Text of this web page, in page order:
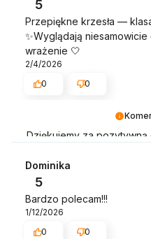
Dziękujemy za
zakupionego towaru wraz
prezentuje :)
5
Przepiękne krzesła —
✨Wyglądają
wrażenie 🤍
2/4/2026
0
0
Dominika
5
Bardzo polecam!!!
1/12/2026
0
0